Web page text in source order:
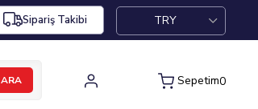
Sipariş Takibi TRY
Sepetim0